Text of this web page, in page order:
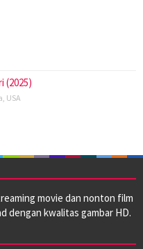
(2025)
USA
movie dan nonton film
dengan kwalitas gambar HD.